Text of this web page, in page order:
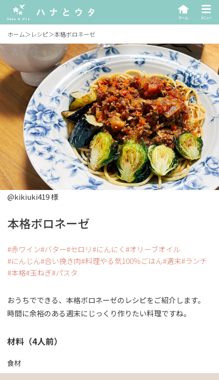
ホーム＞ レシピ＞本格ボロネーゼ
@kikiuki419 様
本格ボロネーゼ
赤ワイン バター セロリ にんにく
オリーブオイル
にんじん 合い挽き肉 料理やる気100％ごはん 週末 ランチ
本格 玉ねぎ パスタ
おうちでできる、本格ボロネーゼのレシピをご紹介します。
時間に余裕のある週末にじっくり作りたい料理ですね。
材料（4人前）
食材